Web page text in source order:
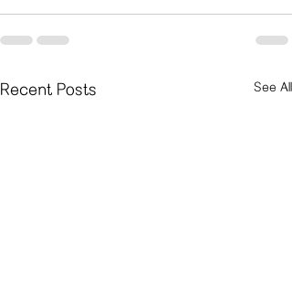
Recent Posts See All